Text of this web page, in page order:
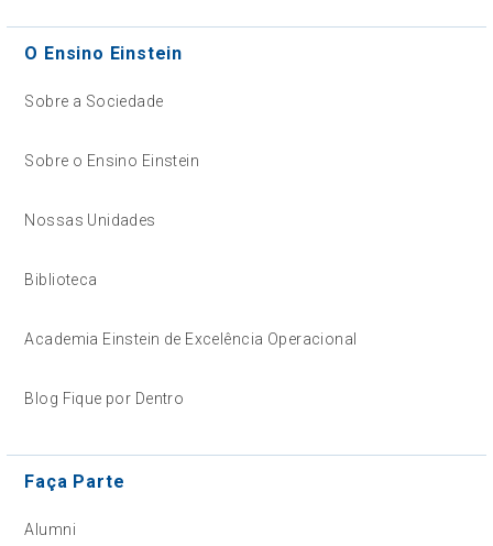
O Ensino Einstein
Sobre a Sociedade
Sobre o Ensino Einstein
Nossas Unidades
Biblioteca
Academia Einstein de Excelência Operacional
Blog Fique por Dentro
Faça Parte
Alumni